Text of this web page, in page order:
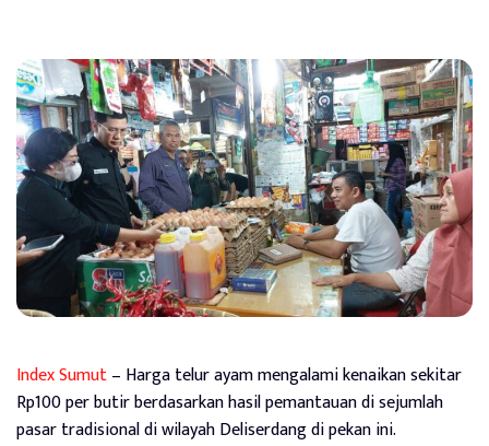
Index Sumut– Harga telur ayam mengalami kenaikan sekitar
Rp100 per butir berdasarkan hasil pemantauan di sejumlah
pasar tradisional di wilayah Deliserdang di pekan ini.